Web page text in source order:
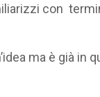
con
ma è già in